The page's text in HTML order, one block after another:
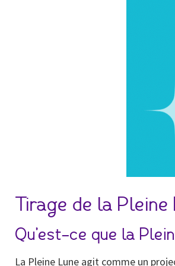
Tirage de la Pleine
Qu’est-ce que la
La Pleine Lune agit comme un